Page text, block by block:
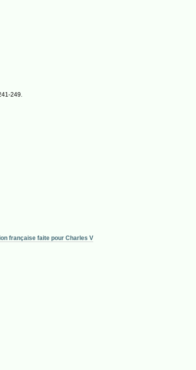
249.
française faite pour Charles V